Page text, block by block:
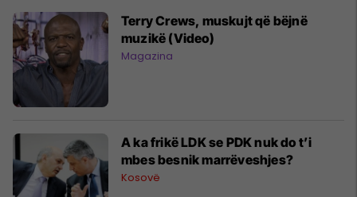
Terry Crews, muskujt që bëjnë
muzikë (Video)
Magazina
A ka frikë LDK se PDK nuk do t’i
mbes besnik marrëveshjes?
Kosovë